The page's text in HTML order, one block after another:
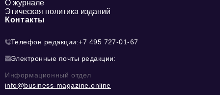
О журнале
Этическая политика изданий
Контакты
Телефон редакции:+7 495 727-01-67
Электронные почты редакции:
Информационный отдел
info@business-magazine.online